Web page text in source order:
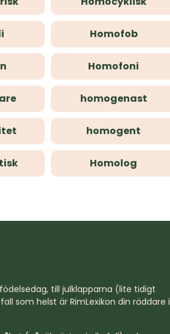
Homofob
Homofoni
homogenast
homogent
Homolog
till julklapparna (lite tidigt
som helst är RimLexikon din räddare i